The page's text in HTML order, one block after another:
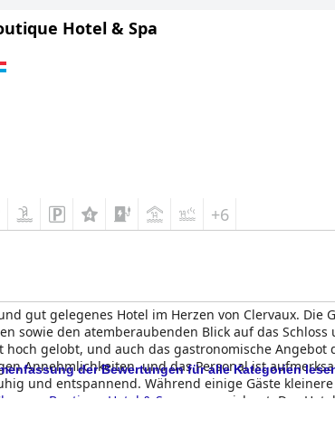
Hotel & Spa
+6
gut gelegenes Hotel im Herzen von Clervaux. Die
sowie den atemberaubenden Blick auf das
gelobt, und auch das gastronomische Angebot
Annehmlichkeiten, und das Personal ist
und entspannend. Während einige Gäste
Boutique Hotel & Spa
ausgezeichnet. Das
Einrichtungen und Dienstleistungen.
der Bewertungen für alle Kategorien